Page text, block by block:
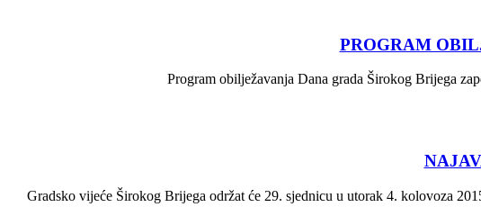
PROGRAM
Program obilježavanja Dana grada Širokog Brijega
Gradsko vijeće Širokog Brijega održat će 29. sjednicu u utorak 4. kolovoza